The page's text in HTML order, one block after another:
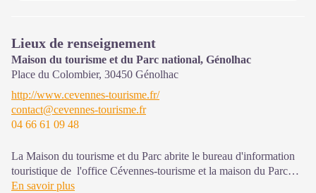
Lieux de renseignement
Maison du tourisme et du Parc national, Génolhac
Place du Colombier, 30450 Génolhac
http://www.cevennes-tourisme.fr/
contact@cevennes-tourisme.fr
04 66 61 09 48
La Maison du tourisme et du Parc abrite le bureau d'information
touristique de l'office Cévennes-tourisme et la maison du Parc
national. C'est un espace d’accueil, d'information et de
En savoir plus